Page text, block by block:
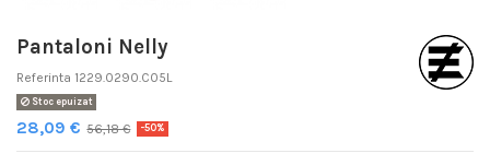
Pantaloni Nelly
Referinta 1229.0290.C05L
Stoc epuizat
28,09 € 56,18 € -50%